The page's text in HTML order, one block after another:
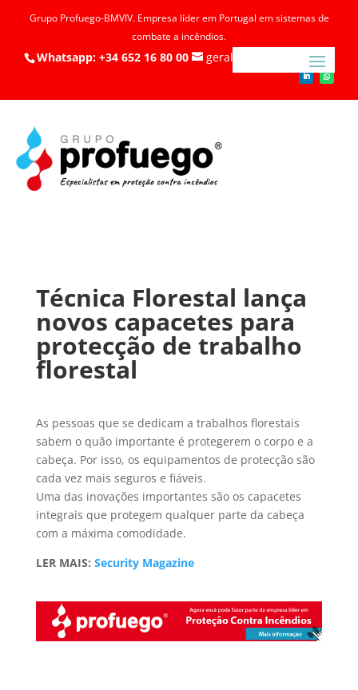
Grupo Profuego-BMVIV. Empresa líder em Portugal em sistemas de
combate a incêndios.
Whatsapp: +34 652 16 80 00 geral@profuego.pt
Técnica Florestal lança
novos capacetes para
protecção de trabalho
florestal
As pessoas que se dedicam a trabalhos florestais
sabem o quão importante é protegerem o corpo e a
cabeça. Por isso, os equipamentos de protecção são
cada vez mais seguros e fiáveis.
Uma das inovações importantes são os capacetes
integrais que protegem qualquer parte da cabeça
com a máxima comodidade.
LER MAIS: Security Magazine